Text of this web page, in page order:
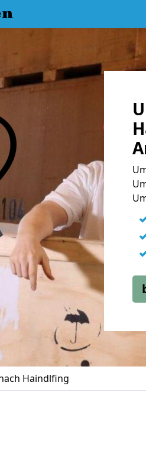
Haindlfing